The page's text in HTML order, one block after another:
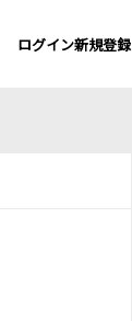
ログイン新規登録